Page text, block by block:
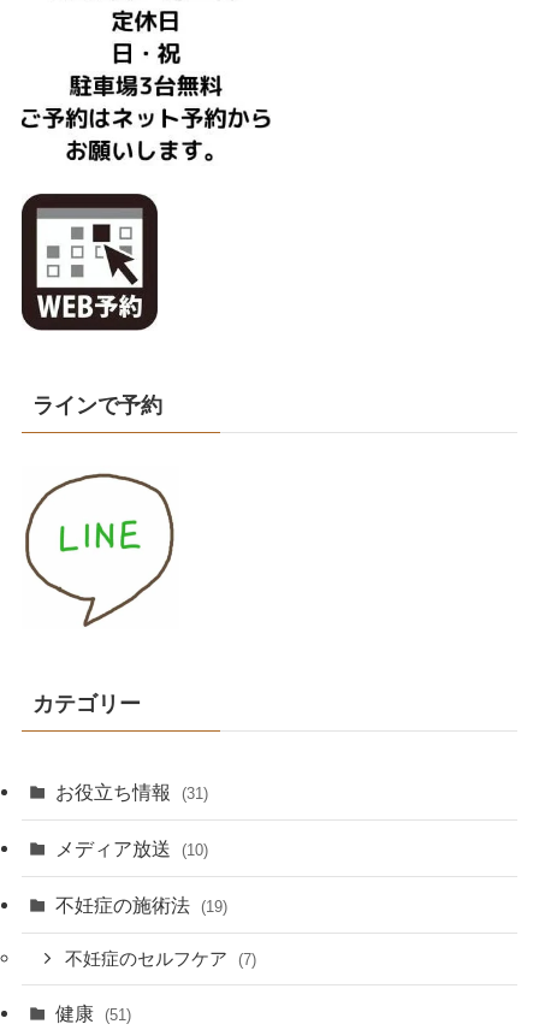
ラインで予約
カテゴリー
お役立ち情報 (31)
メディア放送 (10)
不妊症の施術法 (19)
不妊症のセルフケア (7)
健康 (51)